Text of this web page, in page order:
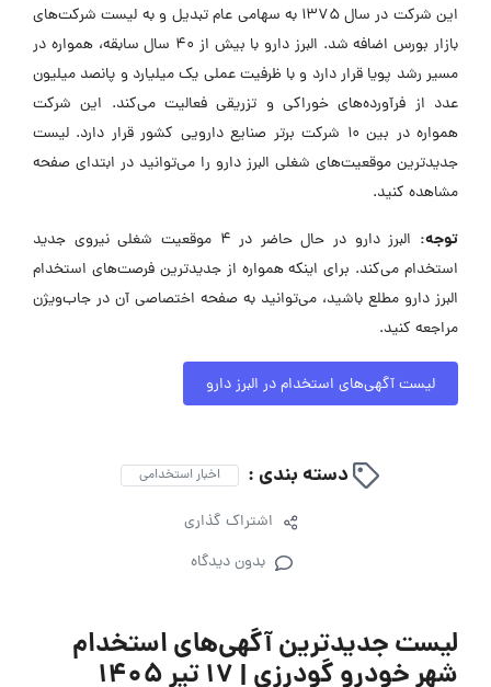
این شرکت در سال ۱۳۷۵ به سهامی عام تبدیل و به لیست شرکت‌های
بازار بورس اضافه شد. البرز دارو با بیش از ۴۰ سال سابقه، همواره در
مسیر رشد پویا قرار دارد و با ظرفیت عملی یک میلیارد و پانصد میلیون
عدد از فرآورده‌های خوراکی و تزریقی فعالیت می‌کند. این شرکت
همواره در بین ۱۰ شرکت برتر صنایع دارویی کشور قرار دارد. لیست
جدیدترین موقعیت‌های شغلی البرز دارو را می‌توانید در ابتدای صفحه
مشاهده کنید.
توجه:
البرز دارو در حال حاضر در ۴ موقعیت شغلی نیروی جدید
استخدام می‌کند. برای اینکه همواره از جدیدترین فرصت‌های استخدام
البرز دارو مطلع باشید، می‌توانید به صفحه اختصاصی آن در جاب‌ویژن
مراجعه کنید.
لیست آگهی‌های استخدام در البرز دارو
دسته بندی : اخبار استخدامی
اشتراک گذاری
بدون دیدگاه
لیست جدیدترین آگهی‌های استخدام
شهر خودرو گودرزی | ۱۷ تیر ۱۴۰۵